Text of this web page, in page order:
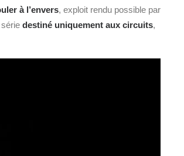
à l’envers, exploit rendu possible par
série destiné uniquement aux circuits,